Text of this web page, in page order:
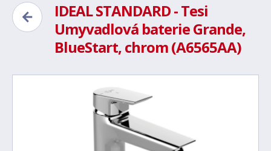
IDEAL STANDARD - Tesi
Umyvadlová baterie Grande,
BlueStart, chrom (A6565AA)